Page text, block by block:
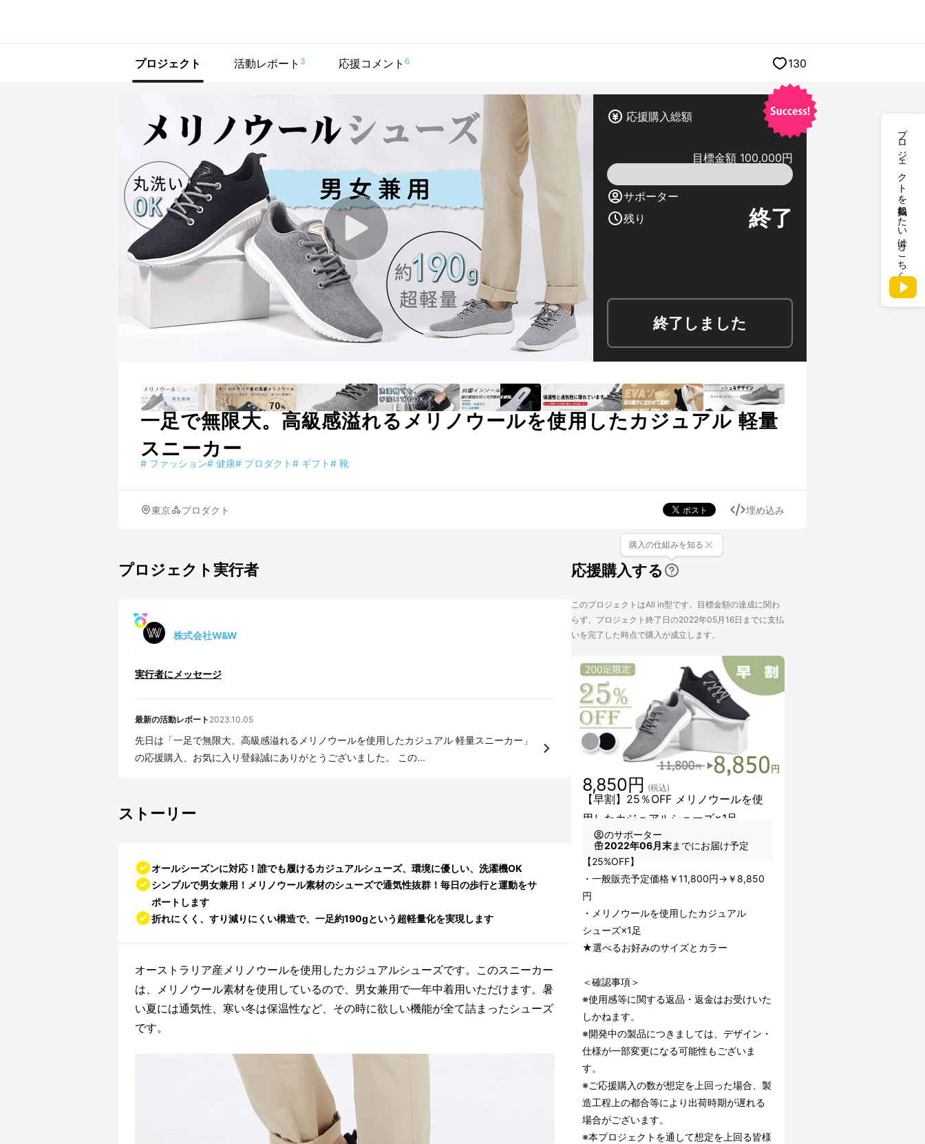
プロジェクトを掲載したい方はこちら
プロジェクト 活動レポート 3 応援コメント 6 130
応援購入総額
目標金額 100,000円
サポーター
残り
終了
終了しました
一足で無限大。高級感溢れるメリノウールを使用したカジュアル 軽量
スニーカー
# ファッション# 健康# プロダクト# ギフト# 靴
東京 プロダクト 埋め込み
プロジェクト実行者
株式会社W&W
実行者にメッセージ
最新の活動レポート 2023.10.05
先日は「一足で無限大。高級感溢れるメリノウールを使用したカジュアル 軽量スニーカー」
の応援購入、お気に入り登録誠にありがとうございました。 この...
ストーリー
オールシーズンに対応！誰でも履けるカジュアルシューズ、環境に優しい、洗濯機OK
シンプルで男女兼用！メリノウール素材のシューズで通気性抜群！毎日の歩行と運動をサ
ポートします
折れにくく、すり減りにくい構造で、一足約190gという超軽量化を実現します
オーストラリア産メリノウールを使用したカジュアルシューズです。このスニーカー
は、メリノウール素材を使用しているので、男女兼用で一年中着用いただけます。暑
い夏には通気性、寒い冬は保温性など、その時に欲しい機能が全て詰まったシューズ
です。
応援購入する
購入の仕組みを知る
このプロジェクトはAll in型です。目標金額の達成に関わ
らず、プロジェクト終了日の2022年05月16日までに支払
いを完了した時点で購入が成立します。
【早割】25％OFF メリノウールを使
用したカジュアルシューズ×1足
8,850円 (税込)
のサポーター
2022年06月末までにお届け予定
【25%OFF】
・一般販売予定価格￥11,800円→￥8,850
円
・メリノウールを使用したカジュアル
シューズ×1足
★選べるお好みのサイズとカラー
＜確認事項＞
※使用感等に関する返品・返金はお受けいた
しかねます。
※開発中の製品につきましては、デザイン・
仕様が一部変更になる可能性もございま
す。
※ご応援購入の数が想定を上回った場合、製
造工程上の都合等により出荷時期が遅れる
場合がございます。
※本プロジェクトを通して想定を上回る皆様